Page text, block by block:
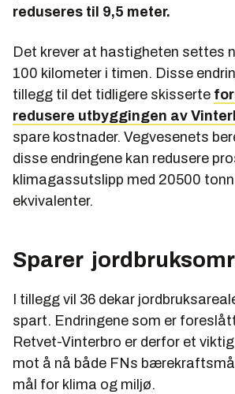
reduseres til 9,5 meter.
Det krever at hastigheten settes
100 kilometer i timen. Disse
tillegg til det tidligere skisserte
redusere utbyggingen av
spare kostnader. Vegvesenets
disse endringene kan redusere
klimagassutslipp med 20500 tonn
ekvivalenter.
Sparer
I tillegg vil 36 dekar
spart. Endringene som er
Retvet-Vinterbro er derfor et
mot å nå både FNs
mål for klima og miljø.